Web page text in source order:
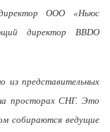
ООО «Ньюс
директор BBDO
из представительных
просторах СНГ. Это
собираются ведущие